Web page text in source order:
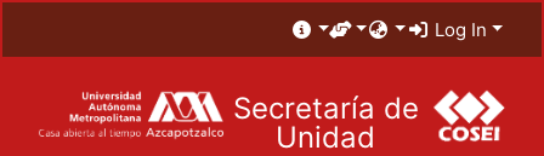
Log In
Secretaría de
Unidad